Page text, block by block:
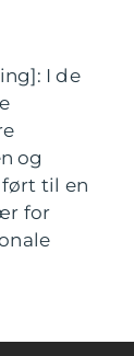
I de
og
til en
for